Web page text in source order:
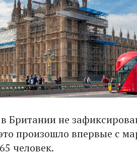
Британии не
произошло впервые с
человек.